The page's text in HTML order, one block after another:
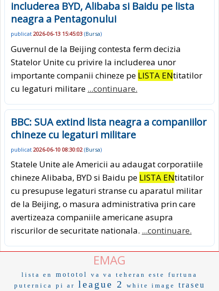
includerea BYD, Alibaba si Baidu pe lista
neagra a Pentagonului
publicat 2026-06-13 15:45:03 (Bursa)
Guvernul de la Beijing contesta ferm decizia
Statelor Unite cu privire la includerea unor
importante companii chineze pe LISTA ENtitatilor
cu legaturi militare ...continuare.
BBC: SUA extind lista neagra a companiilor
chineze cu legaturi militare
publicat 2026-06-10 08:30:02 (Bursa)
Statele Unite ale Americii au adaugat corporatiile
chineze Alibaba, BYD si Baidu pe LISTA ENtitatilor
cu presupuse legaturi stranse cu aparatul militar
de la Beijing, o masura administrativa prin care
avertizeaza companiile americane asupra
riscurilor de securitate nationala. ...continuare.
EMAG
lista en mototol va va teheran este
furtuna
puternica
pi ar league 2 white image traseu